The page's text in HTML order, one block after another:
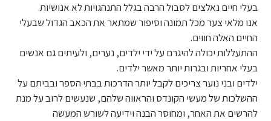
בעלי חיים נאלצים לסבול הרבה בגלל התנהגויות לא אנושיות.
אנו מלאי צער מכל תמונה וסיפור שמתאר את הכאב הגדול שבעלי
החיים האלה חווים.
ההתעללות יכולה להיגרם על ידי ילדים, נערים, ולעיתים גם אנשים
בעלי אחריות ובגרות יותר מאשר ילדים.
ילדים ובני נוער צריכים לקבל יותר הדרכות בבתי הספר ובביתם על
ההשלכות של מעשי הקונדס והראווה שלהם, שנעשים לרוב על מנת
להרשים את האחר, ומחוסר הבנה וידיעה לשורש המעשה